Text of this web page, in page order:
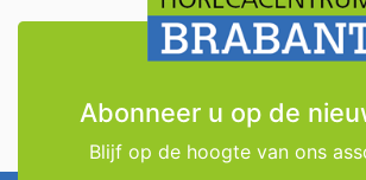
Abonneer u op de
Blijf op de hoogte van ons